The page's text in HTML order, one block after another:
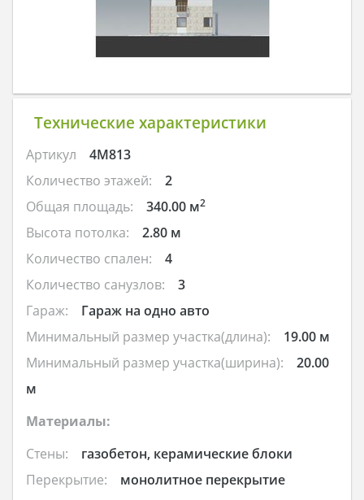
Технические характеристики
Артикул
4M813
Количество этажей:
2
Общая площадь:
340.00 м2
Высота потолка:
2.80 м
Количество спален:
4
Количество санузлов:
3
Гараж:
Гараж на одно авто
Минимальный размер участка(длина):
19.00 м
Минимальный размер участка(ширина):
20.00
м
Материалы:
Стены:
газобетон, керамические блоки
Перекрытие:
монолитное перекрытие